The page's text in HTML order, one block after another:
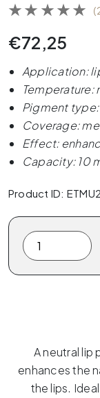
€72,25
Application:
Temperature:
Pigment
Coverage:
Effect:
Capacity: 10
Product ID:
Etalon
Mix
ORBITAL
quantity
A neutral lip
enhances the
the lips.